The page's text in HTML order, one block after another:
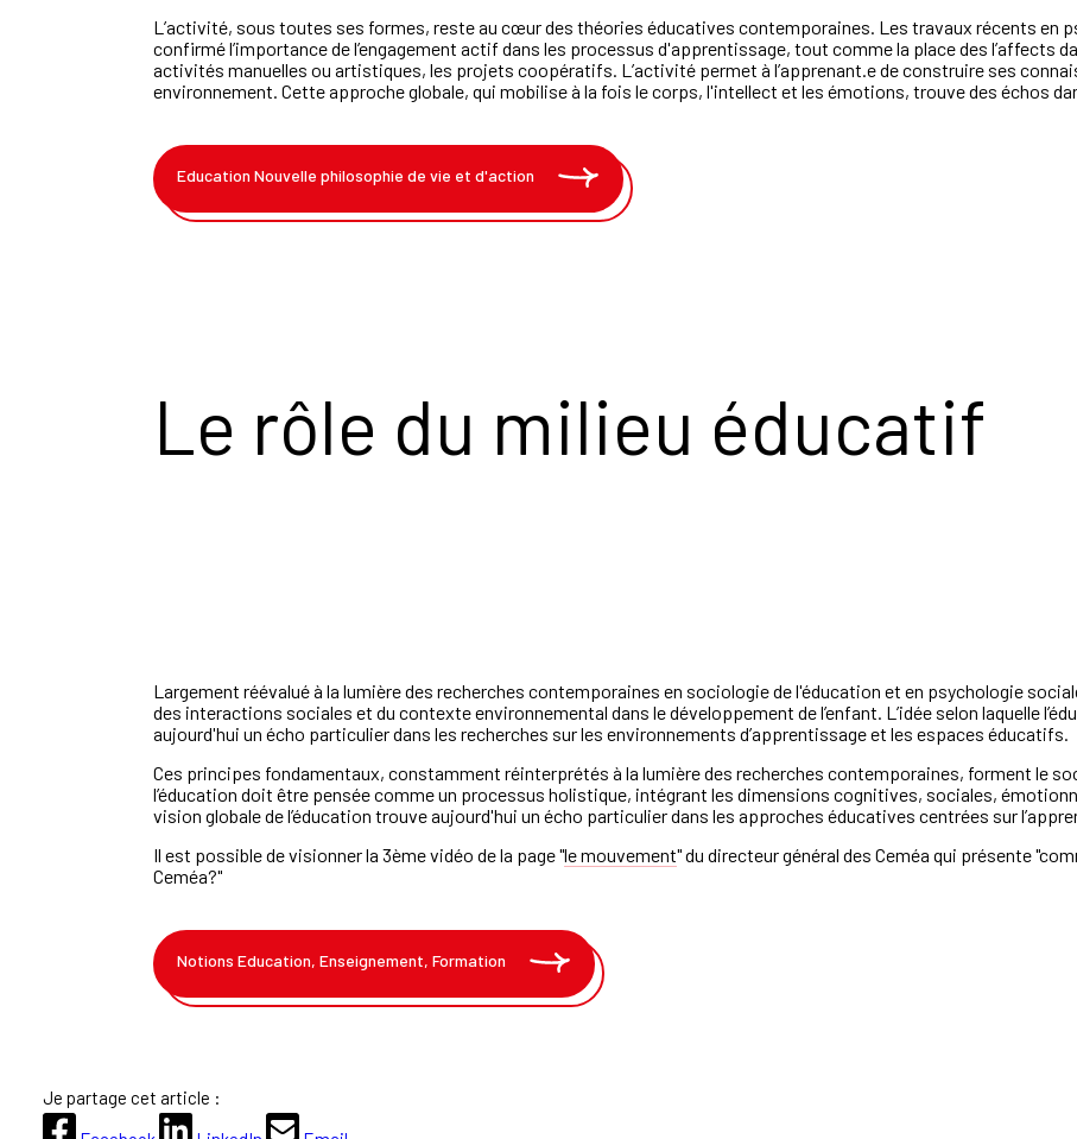
L’activité, sous toutes ses formes, reste au cœur des théories éducatives contemporaines. Les travaux récents en
confirmé l’importance de l’engagement actif dans les processus d'apprentissage, tout comme la place des l’affects
activités manuelles ou artistiques, les projets coopératifs. L’activité permet à l’apprenant.e de construire ses
environnement. Cette approche globale, qui mobilise à la fois le corps, l'intellect et les émotions, trouve des échos
Education Nouvelle philosophie de vie et d'action
Le rôle du milieu éducatif
Largement réévalué à la lumière des recherches contemporaines en sociologie de l'éducation et en psychologie
des interactions sociales et du contexte environnemental dans le développement de l’enfant. L’idée selon laquelle
aujourd'hui un écho particulier dans les recherches sur les environnements d’apprentissage et les espaces éducatifs.
Ces principes fondamentaux, constamment réinterprétés à la lumière des recherches contemporaines, forment le
l’éducation doit être pensée comme un processus holistique, intégrant les dimensions cognitives, sociales,
vision globale de l’éducation trouve aujourd'hui un écho particulier dans les approches éducatives centrées sur
Il est possible de visionner la 3ème vidéo de la page "le mouvement" du directeur général des Ceméa qui présente
Ceméa?"
Notions Education, Enseignement, Formation
Je partage cet article :